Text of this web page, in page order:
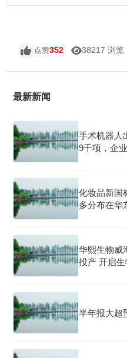
点赞352 38217 浏览
最新新闻
手术机器人
9千项，企
化妆品新国
多分布在华
华熙生物威
投产 开启
半年报大超